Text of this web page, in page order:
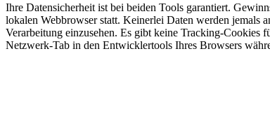
Ihre Datensicherheit ist bei beiden Tools garantiert.
lokalen Webbrowser statt. Keinerlei Daten werden jemals
Verarbeitung einzusehen. Es gibt keine Tracking-Cookies
Netzwerk-Tab in den Entwicklertools Ihres Browsers